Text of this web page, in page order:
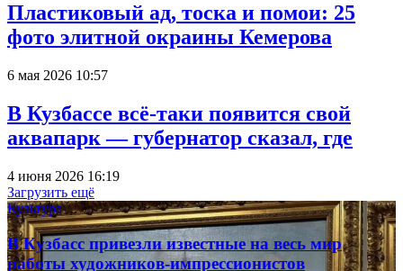
Пластиковый ад, тоска и помои: 25
фото элитной окраины Кемерова
6 мая 2026 10:57
В Кузбассе всё-таки появится свой
аквапарк — губернатор сказал, где
4 июня 2026 16:19
Загрузить ещё
Культура
В Кузбасс привезли известные на весь мир
работы художников-импрессионистов